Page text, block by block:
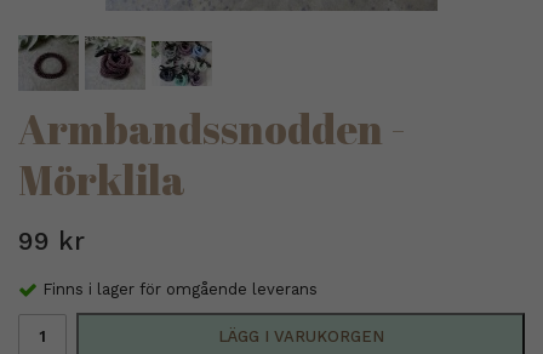
Armbandssnodden -
Mörklila
99 kr
Finns i lager för omgående leverans
LÄGG I VARUKORGEN